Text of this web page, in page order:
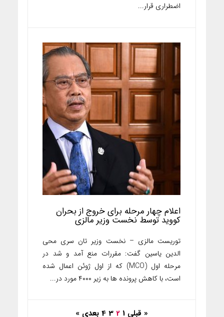
اضطراری قرار...
اعلام چهار مرحله برای خروج از بحران
کووید توسط نخست وزیر مالزی
توریست مالزی – نخست وزیر تان سری محی
الدین یاسین گفت: مقررات منع آمد و شد در
مرحله اول (MCO) که از اول ژوئن اعمال شده
است، با کاهش پرونده ها به زیر ۴۰۰۰ مورد در...
« قبلی 1
2
3
4 بعدی »